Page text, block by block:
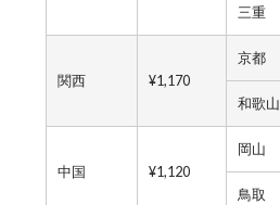
三重
関西 ¥1,170
京都
和歌山
中国 ¥1,120
岡山
鳥取